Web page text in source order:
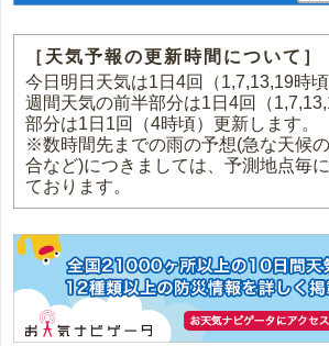
［天気予報の更新時間について］
今日明日天気は1日4回（1,7,13,19時頃
週間天気の前半部分は1日4回（
部分は1日1回（4時頃）更新します。
※数時間先までの雨の予想(急な天候
合など)につきましては、予測地点毎
ております。